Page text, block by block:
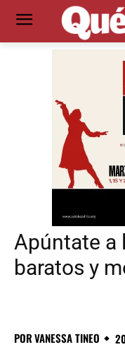
Apúntate a
baratos y
PORVANESSA TINEO